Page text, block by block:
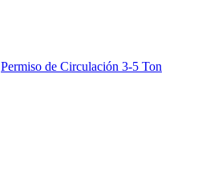
Permiso de Circulación 3-5 Ton